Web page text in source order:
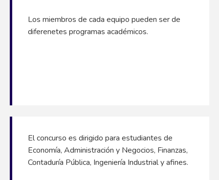
Los miembros de cada equipo pueden ser de
diferenetes programas académicos.
El concurso es dirigido para estudiantes de
Economía, Administración y Negocios, Finanzas,
Contaduría Pública, Ingeniería Industrial y afines.